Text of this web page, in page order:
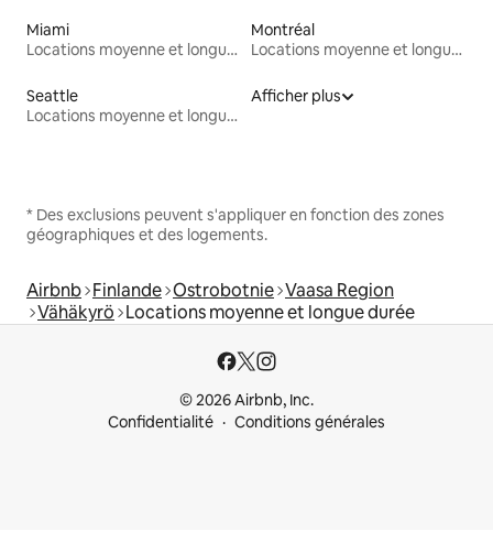
Miami
Locations moyenne et longue durée
Montréal
Locations moyenne et longue durée
Seattle
Locations moyenne et longue durée
Afficher plus
* Des exclusions peuvent s'appliquer en fonction des zones
géographiques et des logements.
Airbnb Finlande Ostrobotnie Vaasa Region
Vähäkyrö Locations moyenne et longue durée
© 2026 Airbnb, Inc.
Confidentialité
Conditions générales